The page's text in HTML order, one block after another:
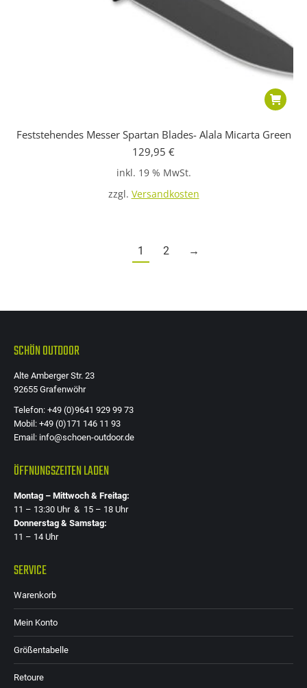
Feststehendes Messer Spartan Blades- Alala Micarta Green
129,95 €
inkl. 19 % MwSt.
zzgl. Versandkosten
1 2 →
SCHÖN OUTDOOR
Alte Amberger Str. 23
92655 Grafenwöhr
Telefon: +49 (0)9641 929 99 73
Mobil: +49 (0)171 146 11 93
Email: info@schoen-outdoor.de
ÖFFNUNGSZEITEN LADEN
Montag – Mittwoch & Freitag:
11 – 13:30 Uhr & 15 – 18 Uhr
Donnerstag & Samstag:
11 – 14 Uhr
SERVICE
Warenkorb
Mein Konto
Größentabelle
Retoure